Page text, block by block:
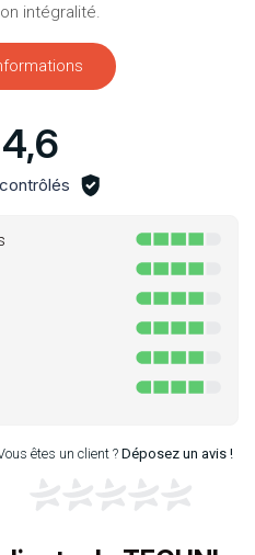
intégralité.
4,6
êtes un client ?Déposez un avis !